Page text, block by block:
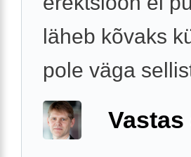
läheb kõvaks
pole väga